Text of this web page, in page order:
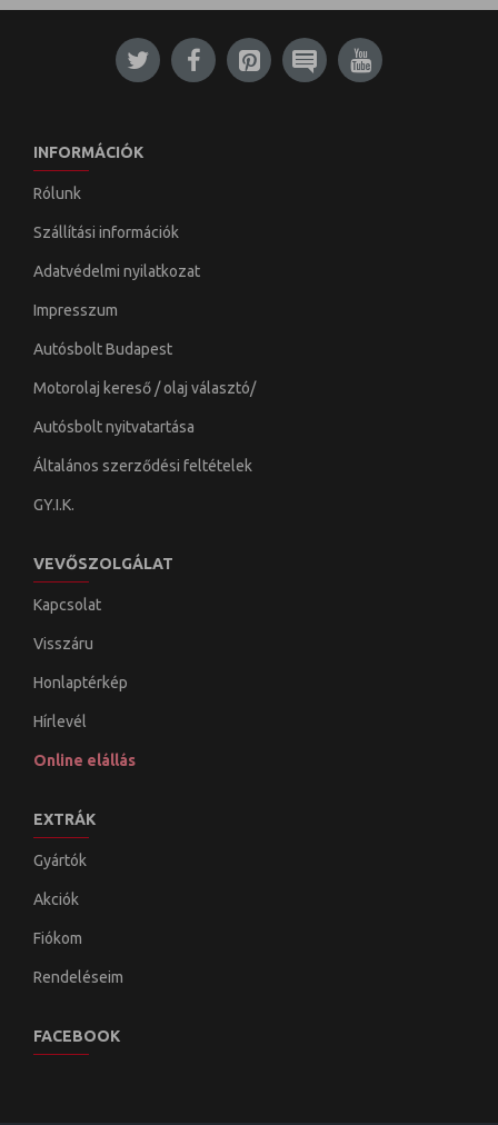
INFORMÁCIÓK
Rólunk
Szállítási információk
Adatvédelmi nyilatkozat
Impresszum
Autósbolt Budapest
Motorolaj kereső / olaj választó/
Autósbolt nyitvatartása
Általános szerződési feltételek
GY.I.K.
VEVŐSZOLGÁLAT
Kapcsolat
Visszáru
Honlaptérkép
Hírlevél
Online elállás
EXTRÁK
Gyártók
Akciók
Fiókom
Rendeléseim
FACEBOOK